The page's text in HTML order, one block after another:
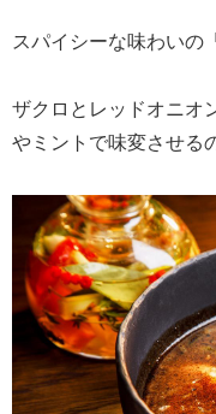
スパイシーな味わいの
ザクロとレッドオニオ
やミントで味変させる